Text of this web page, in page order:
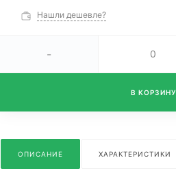
Нашли дешевле?
-
В КОРЗИНУ
ОПИСАНИЕ ХАРАКТЕРИСТИКИ